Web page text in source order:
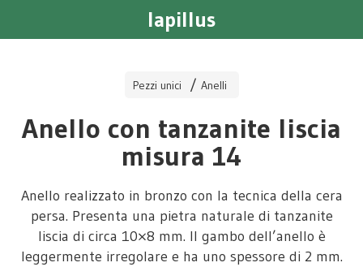
lapillus
Pezzi unici Anelli
Anello con tanzanite liscia
misura 14
Anello realizzato in bronzo con la tecnica della cera
persa. Presenta una pietra naturale di tanzanite
liscia di circa 10×8 mm. Il gambo dell’anello è
leggermente irregolare e ha uno spessore di 2 mm.